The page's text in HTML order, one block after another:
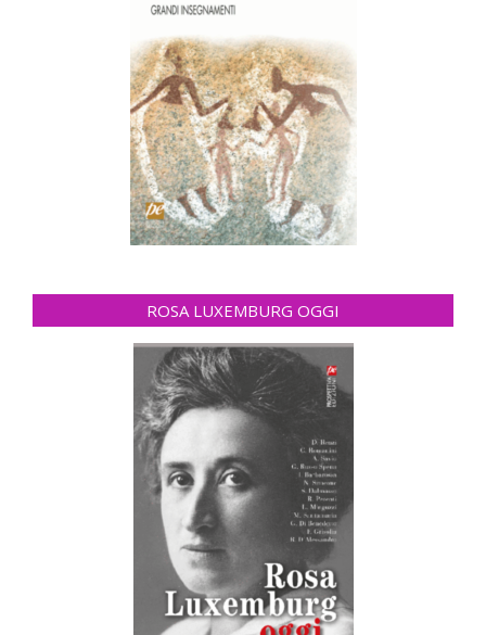
ROSA LUXEMBURG OGGI